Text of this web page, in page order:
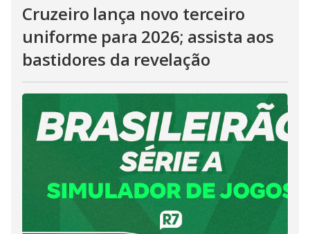
Cruzeiro lança novo terceiro
uniforme para 2026; assista aos
bastidores da revelação